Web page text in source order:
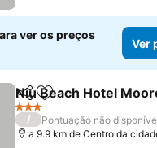
ver os preços
Ver
PartilharAdicionar aos
Niu Beach Hotel
3 Estrelas
/
Pontuação não
a 9.9 km de Centro da